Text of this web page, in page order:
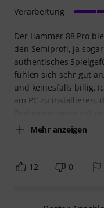
Der Hammer 88 Pro
den Semiprofi, ja
authentisches
fühlen sich sehr gut
und keinesfalls billig.
am PC zu installieren,
Mehr anzeigen
Verarbeitung
12 0